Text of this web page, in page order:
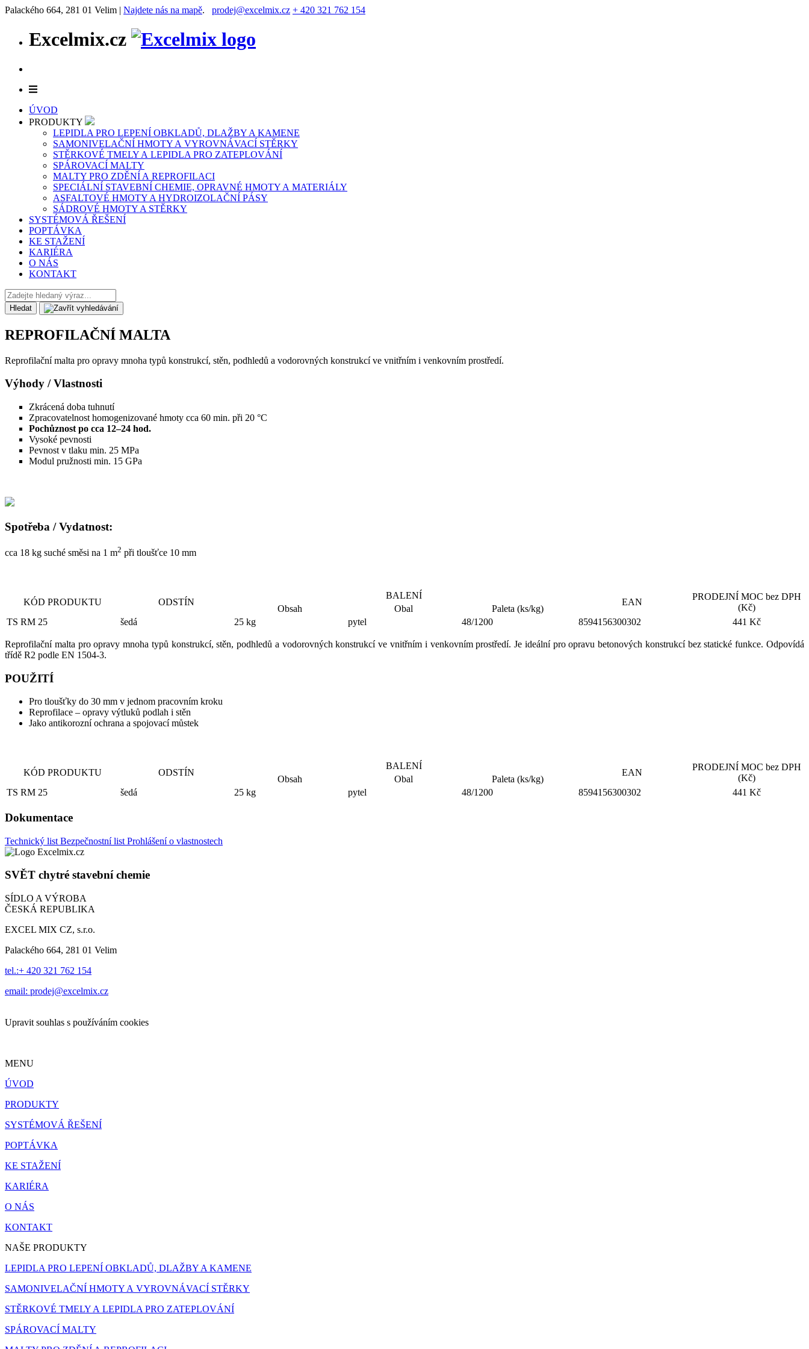
Palackého 664, 281 01 Velim | Najdete nás na mapě. prodej@excelmix.cz + 420 321 762 154
Excelmix.cz
ÚVOD
PRODUKTY
LEPIDLA PRO LEPENÍ OBKLADŮ, DLAŽBY A KAMENE
SAMONIVELAČNÍ HMOTY A VYROVNÁVACÍ STĚRKY
STĚRKOVÉ TMELY A LEPIDLA PRO ZATEPLOVÁNÍ
SPÁROVACÍ MALTY
MALTY PRO ZDĚNÍ A REPROFILACI
SPECIÁLNÍ STAVEBNÍ CHEMIE, OPRAVNÉ HMOTY A MATERIÁLY
ASFALTOVÉ HMOTY A HYDROIZOLAČNÍ PÁSY
SÁDROVÉ HMOTY A STĚRKY
SYSTÉMOVÁ ŘEŠENÍ
POPTÁVKA
KE STAŽENÍ
KARIÉRA
O NÁS
KONTAKT
Hledat
REPROFILAČNÍ MALTA
Reprofilační malta pro opravy mnoha typů konstrukcí, stěn, podhledů a vodorovných konstrukcí ve vnitřním i venkovním prostředí.
Výhody / Vlastnosti
Zkrácená doba tuhnutí
Zpracovatelnost homogenizované hmoty cca 60 min. při 20 °C
Pochůznost po cca 12–24 hod.
Vysoké pevnosti
Pevnost v tlaku min. 25 MPa
Modul pružnosti min. 15 GPa
Spotřeba / Vydatnost:
cca 18 kg suché směsi na 1 m2 při tloušťce 10 mm
KÓD PRODUKTU ODSTÍN
BALENÍ
EAN
PRODEJNÍ MOC bez DPH
(Kč)
Obsah Obal
Paleta (ks/kg)
TS RM 25
šedá 25 kg pytel 48/1200 8594156300302 441 Kč
Reprofilační malta pro opravy mnoha typů konstrukcí, stěn, podhledů a vodorovných konstrukcí ve vnitřním i venkovním prostředí. Je ideální pro opravu betonových konstrukcí bez statické funkce. Odpovídá
třídě R2 podle EN 1504-3.
POUŽITÍ
Pro tloušťky do 30 mm v jednom pracovním kroku
Reprofilace – opravy výtluků podlah i stěn
Jako antikorozní ochrana a spojovací můstek
KÓD PRODUKTU ODSTÍN
BALENÍ
EAN
PRODEJNÍ MOC bez DPH
(Kč)
Obsah Obal
Paleta (ks/kg)
TS RM 25
šedá 25 kg pytel 48/1200 8594156300302 441 Kč
Dokumentace
Technický list Bezpečnostní list Prohlášení o vlastnostech
SVĚT chytré stavební chemie
SÍDLO A VÝROBA
ČESKÁ REPUBLIKA
EXCEL MIX CZ, s.r.o.
Palackého 664, 281 01 Velim
tel.:+ 420 321 762 154
email: prodej@excelmix.cz
Upravit souhlas s používáním cookies
MENU
ÚVOD
PRODUKTY
SYSTÉMOVÁ ŘEŠENÍ
POPTÁVKA
KE STAŽENÍ
KARIÉRA
O NÁS
KONTAKT
NAŠE PRODUKTY
LEPIDLA PRO LEPENÍ OBKLADŮ, DLAŽBY A KAMENE
SAMONIVELAČNÍ HMOTY A VYROVNÁVACÍ STĚRKY
STĚRKOVÉ TMELY A LEPIDLA PRO ZATEPLOVÁNÍ
SPÁROVACÍ MALTY